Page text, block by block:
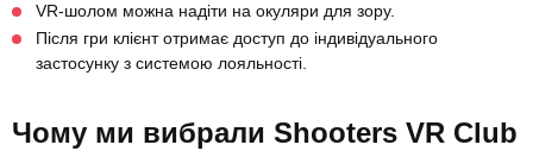
VR-шолом можна надіти на окуляри для зору.
Після гри клієнт отримає доступ до індивідуального
застосунку з системою лояльності.
Чому ми вибрали Shooters VR Club